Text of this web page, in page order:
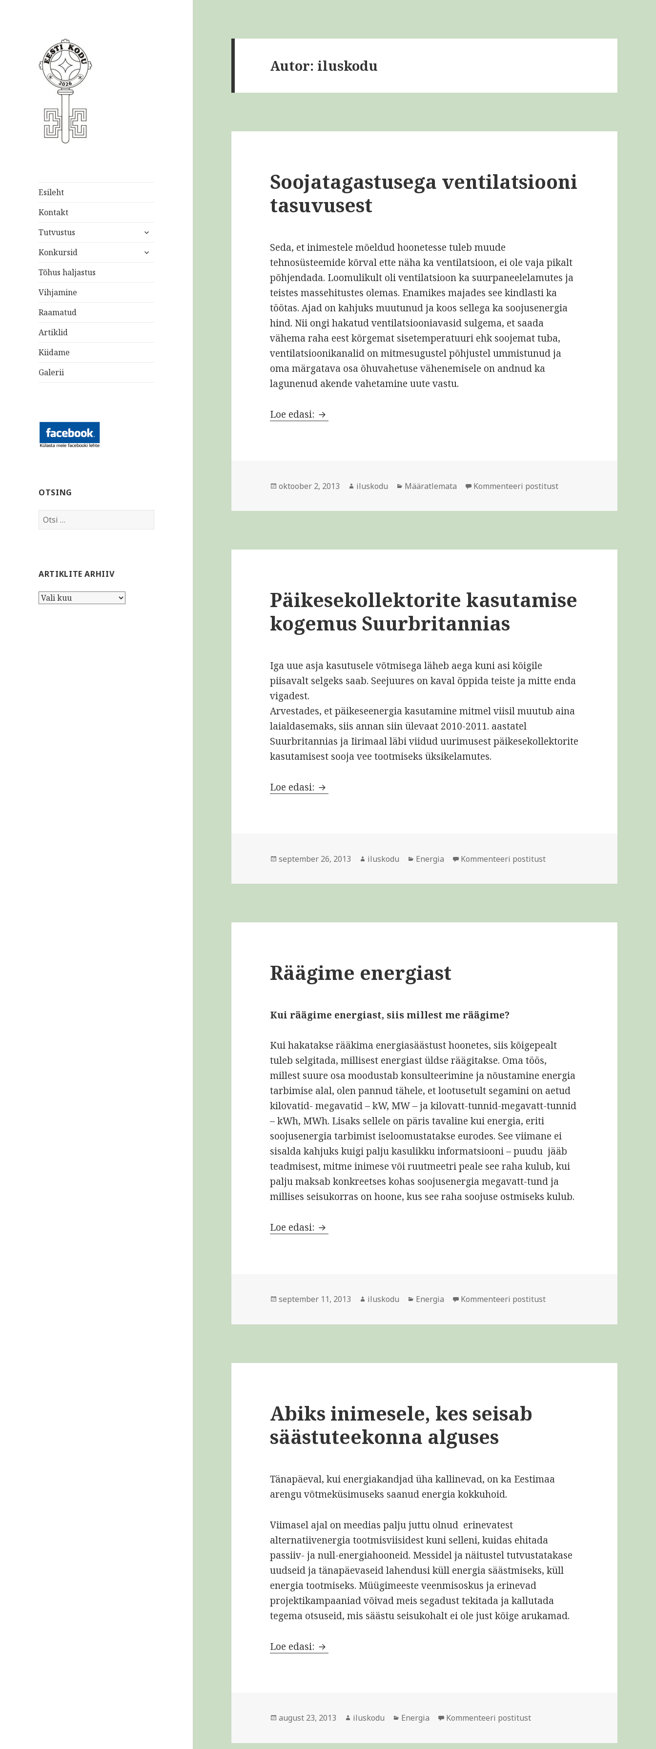
Ühendus MTÜ
Esileht
Kontakt
Tutvustus
laienda
menüü
Konkursid
laienda
Tõhus haljastus
Vihjamine
Raamatud
Artiklid
Kiidame
Galerii
OTSING
Otsi:
ARTIKLITE ARHIIV
Artiklite
Autor: iluskodu
Soojatagastusega ventilatsiooni
tasuvusest
Seda, et inimestele mõeldud hoonetesse tuleb muude
tehnosüsteemide kõrval ette näha ka ventilatsioon, ei ole vaja pikalt
põhjendada. Loomulikult oli ventilatsioon ka suurpaneelelamutes ja
teistes massehitustes olemas. Enamikes majades see kindlasti ka
töötas. Ajad on kahjuks muutunud ja koos sellega ka soojusenergia
hind. Nii ongi hakatud ventilatsiooniavasid sulgema, et saada
vähema raha eest kõrgemat sisetemperatuuri ehk soojemat tuba,
ventilatsioonikanalid on mitmesugustel põhjustel ummistunud ja
oma märgatava osa õhuvahetuse vähenemisele on andnud ka
lagunenud akende vahetamine uute vastu.
Loe edasi: Soojatagastusega ventilatsiooni tasuvusest
Postitatud
oktoober 2, 2013 Autor
iluskodu Rubriigid
Määratlemata Kommenteeri postitustSoojatagastusega
Päikesekollektorite kasutamise
kogemus Suurbritannias
Iga uue asja kasutusele võtmisega läheb aega kuni asi kõigile
piisavalt selgeks saab. Seejuures on kaval õppida teiste ja mitte enda
vigadest.
Arvestades, et päikeseenergia kasutamine mitmel viisil muutub aina
laialdasemaks, siis annan siin ülevaat 2010-2011. aastatel
Suurbritannias ja Iirimaal läbi viidud uurimusest päikesekollektorite
kasutamisest sooja vee tootmiseks üksikelamutes.
Loe edasi: Päikesekollektorite kasutamise kogemus Suurbritannias
Postitatud
september 26, 2013 Autor
iluskodu Rubriigid
Energia Kommenteeri postitustPäikesekollektorite
Räägime energiast
Kui räägime energiast, siis millest me räägime?
Kui hakatakse rääkima energiasäästust hoonetes, siis kõigepealt
tuleb selgitada, millisest energiast üldse räägitakse. Oma töös,
millest suure osa moodustab konsulteerimine ja nõustamine energia
tarbimise alal, olen pannud tähele, et lootusetult segamini on aetud
kilovatid- megavatid – kW, MW – ja kilovatt-tunnid-megavatt-tunnid
– kWh, MWh. Lisaks sellele on päris tavaline kui energia, eriti
soojusenergia tarbimist iseloomustatakse eurodes. See viimane ei
sisalda kahjuks kuigi palju kasulikku informatsiooni – puudu jääb
teadmisest, mitme inimese või ruutmeetri peale see raha kulub, kui
palju maksab konkreetses kohas soojusenergia megavatt-tund ja
millises seisukorras on hoone, kus see raha soojuse ostmiseks kulub.
Loe edasi: Räägime energiast
Postitatud
september 11, 2013 Autor
iluskodu Rubriigid
Energia Kommenteeri postitustRäägime energiast
Abiks inimesele, kes seisab
säästuteekonna alguses
Tänapäeval, kui energiakandjad üha kallinevad, on ka Eestimaa
arengu võtmeküsimuseks saanud energia kokkuhoid.
Viimasel ajal on meedias palju juttu olnud erinevatest
alternatiivenergia tootmisviisidest kuni selleni, kuidas ehitada
passiiv- ja null-energiahooneid. Messidel ja näitustel tutvustatakase
uudseid ja tänapäevaseid lahendusi küll energia säästmiseks, küll
energia tootmiseks. Müügimeeste veenmisoskus ja erinevad
projektikampaaniad võivad meis segadust tekitada ja kallutada
tegema otsuseid, mis säästu seisukohalt ei ole just kõige arukamad.
Loe edasi: Abiks inimesele, kes seisab säästuteekonna alguses
Postitatud
august 23, 2013 Autor
iluskodu Rubriigid
Energia Kommenteeri postitustAbiks inimesele, kes seisab